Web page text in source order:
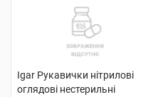
Igar Рукавички нітрилові
оглядові нестерильні